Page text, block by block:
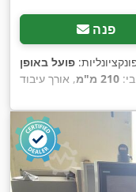
פנה
פועל באופן
210 מ"מ
, אורך עיבוד
, הספק מנוע הציר:7
תיעוד / מדריך